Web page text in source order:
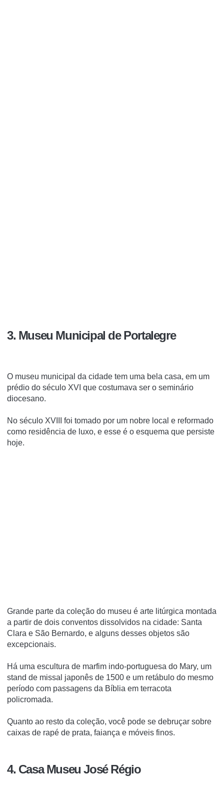
3. Museu Municipal de Portalegre
O museu municipal da cidade tem uma bela casa, em um
prédio do século XVI que costumava ser o seminário
diocesano.
No século XVIII foi tomado por um nobre local e reformado
como residência de luxo, e esse é o esquema que persiste
hoje.
Grande parte da coleção do museu é arte litúrgica montada
a partir de dois conventos dissolvidos na cidade: Santa
Clara e São Bernardo, e alguns desses objetos são
excepcionais.
Há uma escultura de marfim indo-portuguesa do Mary, um
stand de missal japonês de 1500 e um retábulo do mesmo
período com passagens da Bíblia em terracota
policromada.
Quanto ao resto da coleção, você pode se debruçar sobre
caixas de rapé de prata, faiança e móveis finos.
4. Casa Museu José Régio